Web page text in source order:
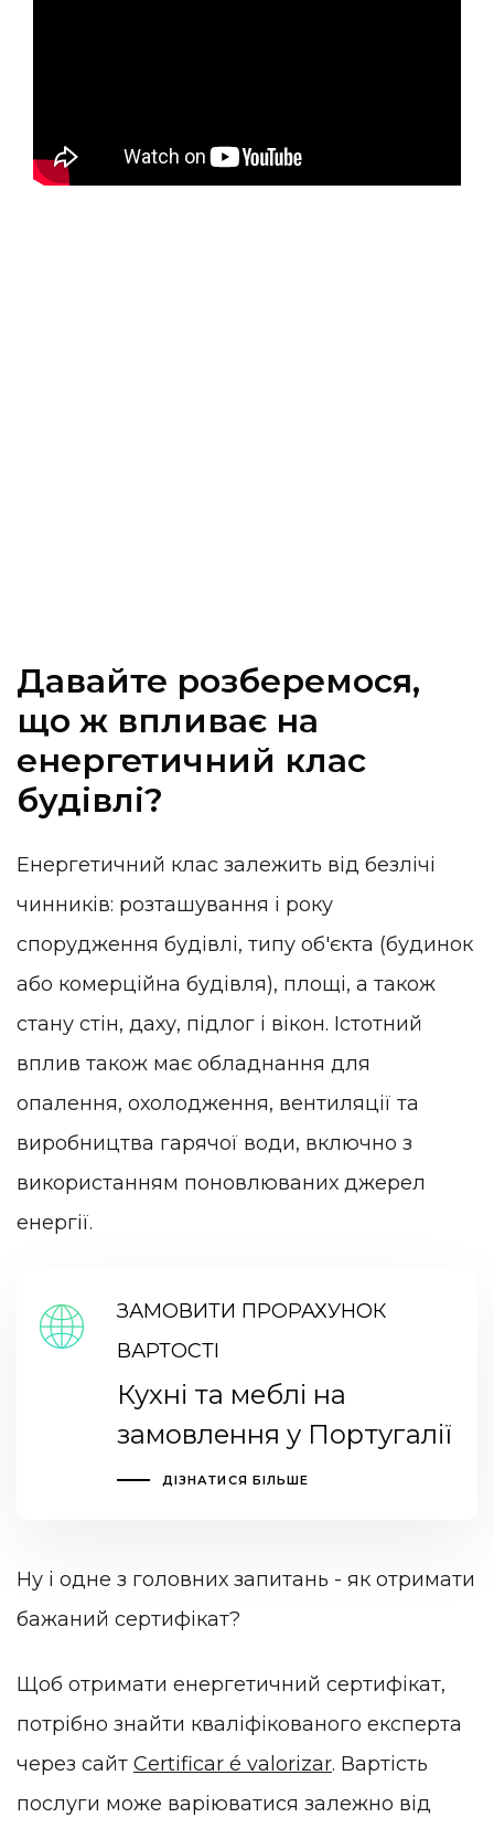
Давайте розберемося,
що ж впливає на
енергетичний клас
будівлі?
Енергетичний клас залежить від безлічі
чинників: розташування і року
спорудження будівлі, типу об'єкта (будинок
або комерційна будівля), площі, а також
стану стін, даху, підлог і вікон. Істотний
вплив також має обладнання для
опалення, охолодження, вентиляції та
виробництва гарячої води, включно з
використанням поновлюваних джерел
енергії.
ЗАМОВИТИ ПРОРАХУНОК
ВАРТОСТІ
Кухні та меблі на
замовлення у Португалії
ДІЗНАТИСЯ БІЛЬШЕ
Ну і одне з головних запитань - як отримати
бажаний сертифікат?
Щоб отримати енергетичний сертифікат,
потрібно знайти кваліфікованого експерта
через сайт Certificar é valorizar. Вартість
послуги може варіюватися залежно від